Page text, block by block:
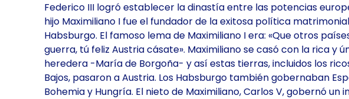
Federico III logró establecer la dinastía entre las potencias
hijo Maximiliano I fue el fundador de la exitosa política
Habsburgo. El famoso lema de Maximiliano I era: «Que otros
guerra, tú feliz Austria cásate». Maximiliano se casó con la rica y
heredera -María de Borgoña- y así estas tierras, incluidos los
Bajos, pasaron a Austria. Los Habsburgo también gobernaban
Bohemia y Hungría. El nieto de Maximiliano, Carlos V, gobernó un